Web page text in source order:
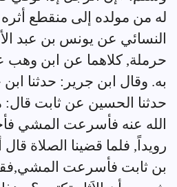
له من مولده إلى منقطع
النسائي عن يونس بن عبد
حرملة, كلاهما عن ابن وهب
به. وقال ابن جرير: حدثنا ابن
حدثنا الحسين عن ثابت
الله عنه فأسرعت المشي
رويداً, فلما قضينا الصلاة
بن ثابت فأسرعت